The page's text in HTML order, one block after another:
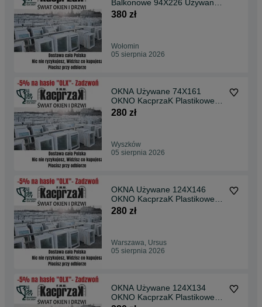
Balkonowe 94X226 Używane
PCV Lider Okna OLX
380 zł
Wołomin
05 sierpnia 2026
OKNA Używane 74X161
OKNO KacprzaK Plastikowe
PCV Lider Okna OLX
280 zł
Wyszków
05 sierpnia 2026
OKNA Używane 124X146
OKNO KacprzaK Plastikowe
PCV Lider Okna OLX
280 zł
Warszawa, Ursus
05 sierpnia 2026
OKNA Używane 124X134
OKNO KacprzaK Plastikowe